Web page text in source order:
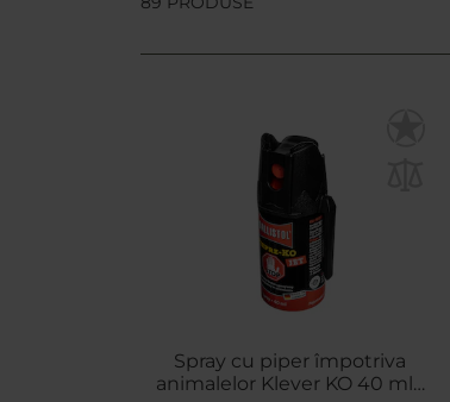
Spray cu piper împotriva
animalelor Klever KO 40 ml -